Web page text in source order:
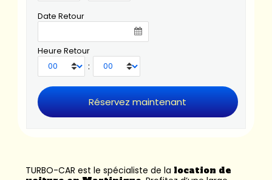
Date Retour
Heure Retour
:
TURBO-CAR est le spécialiste de la location de